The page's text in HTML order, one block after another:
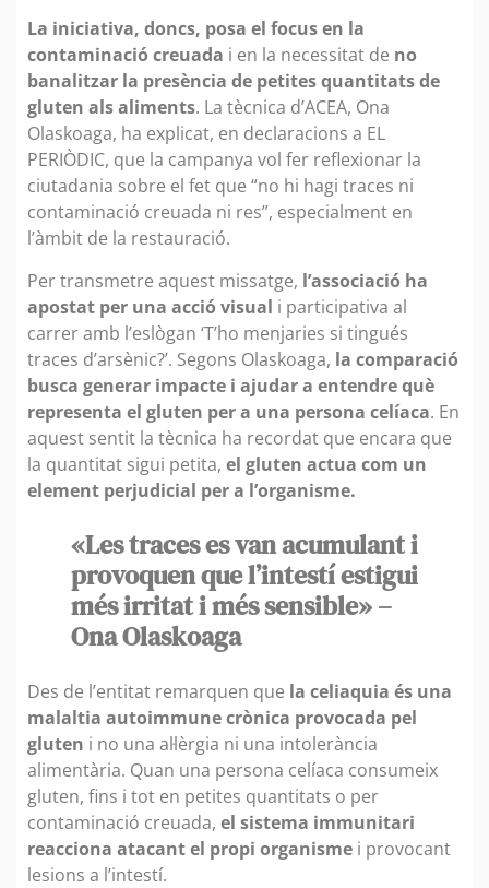
La iniciativa, doncs, posa el focus en la
contaminació creuada i en la necessitat de no
banalitzar la presència de petites quantitats de
gluten als aliments. La tècnica d’ACEA, Ona
Olaskoaga, ha explicat, en declaracions a EL
PERIÒDIC, que la campanya vol fer reflexionar la
ciutadania sobre el fet que “no hi hagi traces ni
contaminació creuada ni res”, especialment en
l’àmbit de la restauració.
Per transmetre aquest missatge, l’associació ha
apostat per una acció visual i participativa al
carrer amb l’eslògan ‘T’ho menjaries si tingués
traces d’arsènic?’. Segons Olaskoaga, la comparació
busca generar impacte i ajudar a entendre què
representa el gluten per a una persona celíaca. En
aquest sentit la tècnica ha recordat que encara que
la quantitat sigui petita, el gluten actua com un
element perjudicial per a l’organisme.
«Les traces es van acumulant i
provoquen que l’intestí estigui
més irritat i més sensible» –
Ona Olaskoaga
Des de l’entitat remarquen que la celiaquia és una
malaltia autoimmune crònica provocada pel
gluten i no una al·lèrgia ni una intolerància
alimentària. Quan una persona celíaca consumeix
gluten, fins i tot en petites quantitats o per
contaminació creuada, el sistema immunitari
reacciona atacant el propi organisme i provocant
lesions a l’intestí.